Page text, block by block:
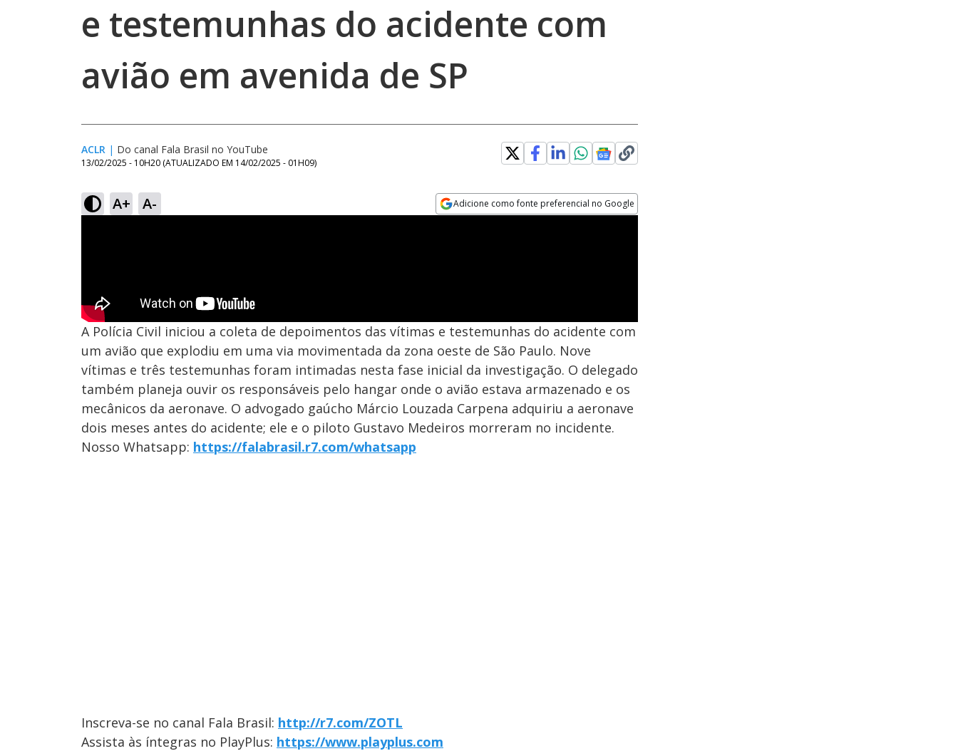
e testemunhas do acidente com
avião em avenida de SP
ACLR | Do canal Fala Brasil no YouTube
13/02/2025 - 10H20 (ATUALIZADO EM 14/02/2025 - 01H09)
A+ A- Adicione como fonte preferencial no Google
A Polícia Civil iniciou a coleta de depoimentos das vítimas e testemunhas do acidente com
um avião que explodiu em uma via movimentada da zona oeste de São Paulo. Nove
vítimas e três testemunhas foram intimadas nesta fase inicial da investigação. O delegado
também planeja ouvir os responsáveis pelo hangar onde o avião estava armazenado e os
mecânicos da aeronave. O advogado gaúcho Márcio Louzada Carpena adquiriu a aeronave
dois meses antes do acidente; ele e o piloto Gustavo Medeiros morreram no incidente.
Nosso Whatsapp: https://falabrasil.r7.com/whatsapp
Inscreva-se no canal Fala Brasil: http://r7.com/ZOTL
Assista às íntegras no PlayPlus: https://www.playplus.com